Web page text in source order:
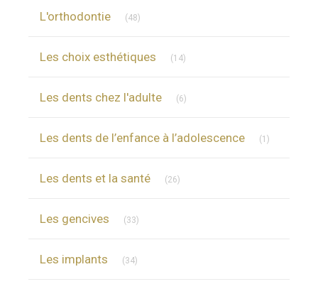
L'orthodontie (48)
Les choix esthétiques (14)
Les dents chez l'adulte (6)
Les dents de l’enfance à l’adolescence (1)
Les dents et la santé (26)
Les gencives (33)
Les implants (34)